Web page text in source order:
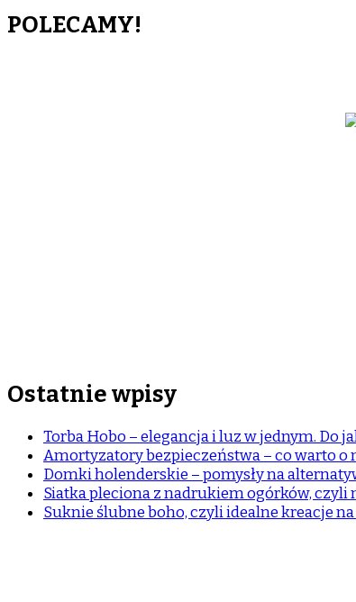
POLECAMY!
Ostatnie wpisy
Torba Hobo – elegancja i luz w jednym. Do
Amortyzatory bezpieczeństwa – co warto o
Domki holenderskie – pomysły na
Siatka pleciona z nadrukiem ogórków, czyli
Suknie ślubne boho, czyli idealne kreacje